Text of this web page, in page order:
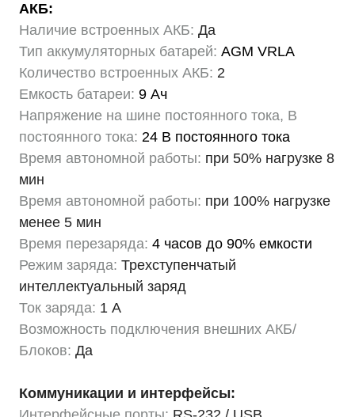
АКБ:
Наличие встроенных АКБ: Да
Тип аккумуляторных батарей: AGM VRLA
Количество встроенных АКБ: 2
Емкость батареи: 9 Ач
Напряжение на шине постоянного тока, В
постоянного тока: 24 В постоянного тока
Время автономной работы: при 50% нагрузке 8
мин
Время автономной работы: при 100% нагрузке
менее 5 мин
Время перезаряда: 4 часов до 90% емкости
Режим заряда: Трехступенчатый
интеллектуальный заряд
Ток заряда: 1 А
Возможность подключения внешних АКБ/
Блоков: Да
Коммуникации и интерфейсы: